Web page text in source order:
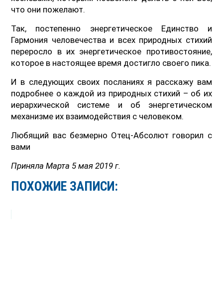
что они пожелают.
Так, постепенно энергетическое Единство и
Гармония человечества и всех природных стихий
переросло в их энергетическое противостояние,
которое в настоящее время достигло своего пика.
И в следующих своих посланиях я расскажу вам
подробнее о каждой из природных стихий – об их
иерархической системе и об энергетическом
механизме их взаимодействия с человеком.
Любящий вас безмерно Отец-Абсолют говорил с
вами
Приняла Марта 5 мая 2019 г.
ПОХОЖИЕ ЗАПИСИ: